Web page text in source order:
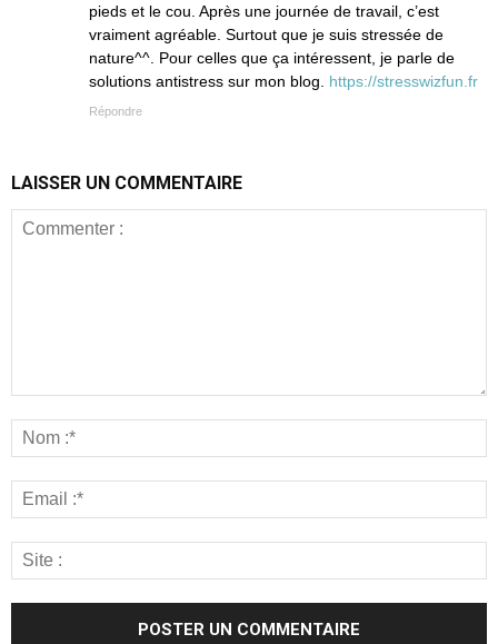
pieds et le cou. Après une journée de travail, c’est
vraiment agréable. Surtout que je suis stressée de
nature^^. Pour celles que ça intéressent, je parle de
solutions antistress sur mon blog. https://stresswizfun.fr
Répondre
LAISSER UN COMMENTAIRE